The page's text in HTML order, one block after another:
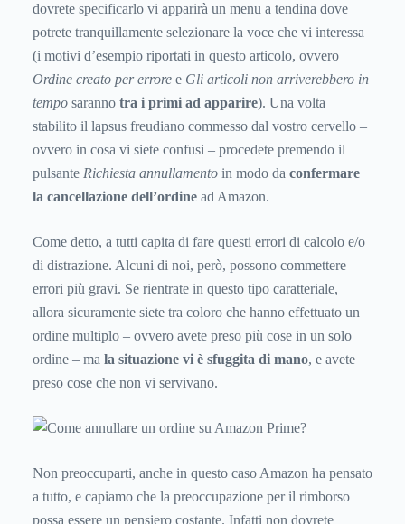
dovrete specificarlo vi apparirà un menu a tendina dove
potrete tranquillamente selezionare la voce che vi interessa
(i motivi d’esempio riportati in questo articolo, ovvero
Ordine creato per errore e Gli articoli non arriverebbero in
tempo saranno tra i primi ad apparire). Una volta
stabilito il lapsus freudiano commesso dal vostro cervello –
ovvero in cosa vi siete confusi – procedete premendo il
pulsante Richiesta annullamento in modo da confermare
la cancellazione dell’ordine ad Amazon.
Come detto, a tutti capita di fare questi errori di calcolo e/o
di distrazione. Alcuni di noi, però, possono commettere
errori più gravi. Se rientrate in questo tipo caratteriale,
allora sicuramente siete tra coloro che hanno effettuato un
ordine multiplo – ovvero avete preso più cose in un solo
ordine – ma la situazione vi è sfuggita di mano, e avete
preso cose che non vi servivano.
Non preoccuparti, anche in questo caso Amazon ha pensato
a tutto, e capiamo che la preoccupazione per il rimborso
possa essere un pensiero costante. Infatti non dovrete